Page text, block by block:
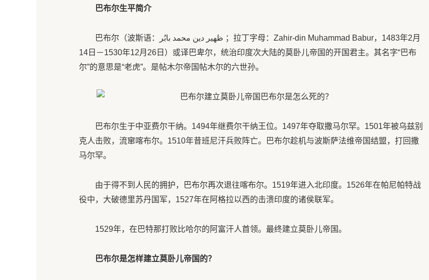
巴布尔生平简介
巴布尔（波斯语：ظهیر دین محمد بابُر ‎；拉丁字母：Zahir-din Muhammad Babur，1483年2月
14日－1530年12月26日）或译巴卑尔，统治印度次大陆的莫卧儿帝国的开国君主。其名字“巴布
尔”的意思是“老虎”。是帖木尔帝国帖木尔的六世孙。
巴布尔生于中亚费尔干纳。1494年继费尔干纳王位。1497年夺取撒马尔罕。1501年被乌兹别
克人击败，流窜喀布尔。1510年昔班尼汗兵败阵亡。巴布尔趁机与波斯萨法维帝国结盟，打回撒
马尔罕。
由于得不到人民的拥护，巴布尔再次退往喀布尔。1519年进入北印度。1526年在帕尼帕特战
役中，大破德里苏丹国军，1527年在阿格拉以西的击溃印度的诸侯联军。
1529年，在巴特那打败比哈尔的阿富汗人首领。最终建立莫卧儿帝国。
巴布尔是怎样建立莫卧儿帝国的？